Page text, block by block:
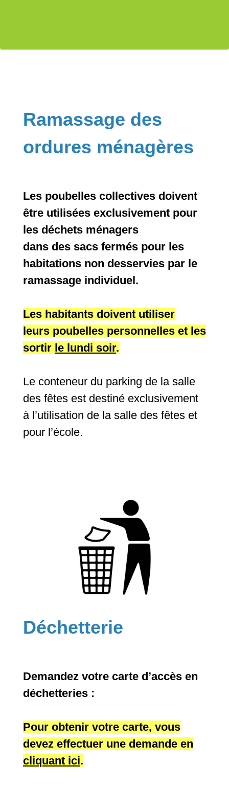
Ramassage des
ordures ménagères
Les poubelles collectives doivent
être utilisées exclusivement pour
les déchets ménagers
dans des sacs fermés pour les
habitations non desservies par le
ramassage individuel.
Les habitants doivent utiliser
leurs poubelles personnelles et les
sortir le lundi soir.
Le conteneur du parking de la salle
des fêtes est destiné exclusivement
à l’utilisation de la salle des fêtes et
pour l’école.
Déchetterie
Demandez votre carte d’accès en
déchetteries :
Pour obtenir votre carte, vous
devez effectuer une demande en
cliquant ici.